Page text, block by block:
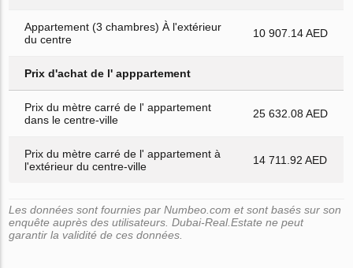
Appartement (3 chambres) À l'extérieur
du centre
10 907.14 AED
Prix d'achat de l' apppartement
Prix du mètre carré de l' appartement
dans le centre-ville
25 632.08 AED
Prix du mètre carré de l' appartement à
l'extérieur du centre-ville
14 711.92 AED
Les données sont fournies par Numbeo.com et sont basés sur son
enquête auprès des utilisateurs. Dubai-Real.Estate ne peut
garantir la validité de ces données.